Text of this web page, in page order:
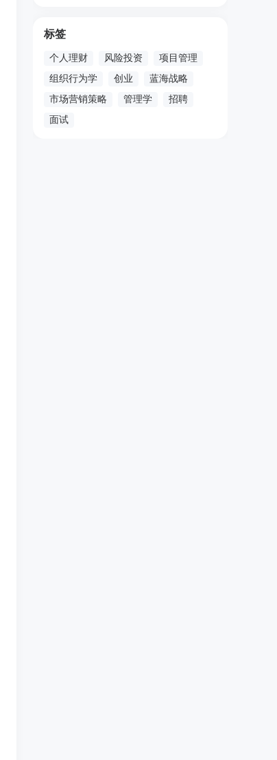
标签
个人理财 风险投资
项目管理
组织行为学
创业
蓝海战略
市场营销策略
管理学
招聘
面试